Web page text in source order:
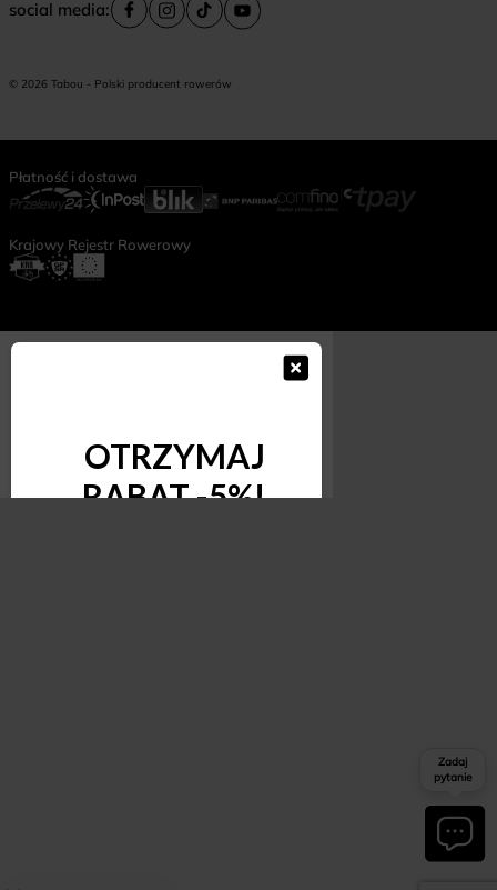
social media:
© 2026 Tabou - Polski producent rowerów
Płatność i dostawa
Krajowy Rejestr Rowerowy
Zadaj
pytanie